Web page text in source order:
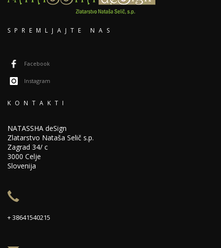
SPREMLJAJTE NAS
Facebook
Instagram
KONTAKTI
NATASSHA deSign
Zlatarstvo Nataša Selič s.p.
Zagrad 34/ c
3000 Celje
Slovenija
+ 38641540215